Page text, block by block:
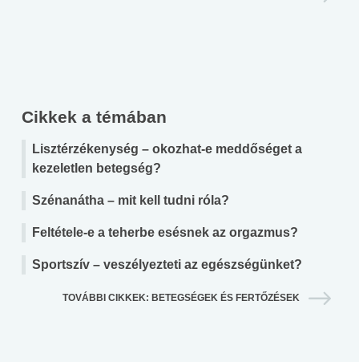
Cikkek a témában
Lisztérzékenység – okozhat-e meddőséget a
kezeletlen betegség?
Szénanátha – mit kell tudni róla?
Feltétele-e a teherbe esésnek az orgazmus?
Sportszív – veszélyezteti az egészségünket?
TOVÁBBI CIKKEK: BETEGSÉGEK ÉS FERTŐZÉSEK